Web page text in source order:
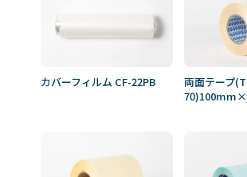
カバーフィルム CF-22PB
両面テープ